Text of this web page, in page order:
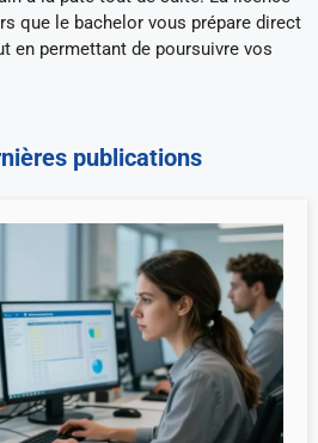
que le bachelor vous prépare direct
en permettant de poursuivre vos
publications